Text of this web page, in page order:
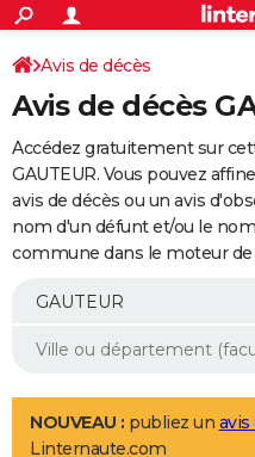
ACTUALITÉS
Politique
Société
Faits Divers
Education
Monde
Villes
+
SPORT
Coupe du monde 2026
Football
Tennis
Cyclisme
Rugby
Forum
Programme TV
TNT
Streaming
Cinéma
Sorties cinéma
Musique
+
FINANCE
Retraite
Epargne
Immobilier
Risques naturels par ville
Banque
Assurance
AUTO
Essais
Réserver un essai
Citadines
Berlines
SUV
Forum auto
+
Mobiles
Meilleur smartphone
Internet
Ordinateurs
Jeux vidéo
Guide high-tech
Aménagement intérieur
LIFESTYLE
Avis de décès
Avis de décès
Accédez gratuitement sur
GAUTEUR. Vous pouvez
avis de décès ou un avis
nom d'un défunt et/ou le
commune dans le moteur de
NOUVEAU : publiez un avis
Linternaute.com